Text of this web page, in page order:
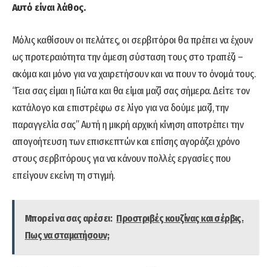
Αυτό είναι λάθος.
Μόλις καθίσουν οι πελάτες, οι σερβιτόροι θα πρέπει να έχουν
ως προτεραιότητα την άμεση σύσταση τους στο τραπέζι –
ακόμα και μόνο για να χαιρετήσουν και να πουν το όνομά τους.
“Γεια σας είμαι η Γιώτα και θα είμαι μαζί σας σήμερα. Δείτε τον
κατάλογο και επιστρέφω σε λίγο για να δούμε μαζί, την
παραγγελία σας” Αυτή η μικρή αρχική κίνηση αποτρέπει την
απογοήτευση των επισκεπτών και επίσης αγοράζει χρόνο
στους σερβιτόρους για να κάνουν πολλές εργασίες που
επείγουν εκείνη τη στιγμή.
Μπορεί να σας αρέσει: Προστριβές κουζίνας και σέρβις.
Πως να σταματήσουν;